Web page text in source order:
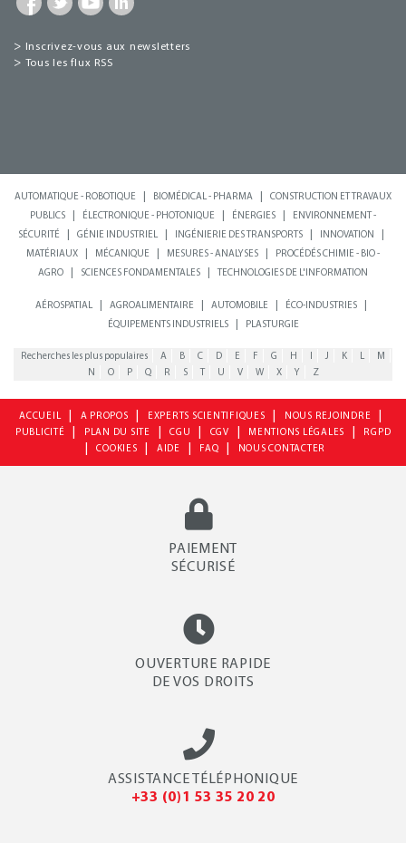
> Inscrivez-vous aux newsletters
> Tous les flux RSS
AUTOMATIQUE - ROBOTIQUE BIOMÉDICAL - PHARMA
CONSTRUCTION ET TRAVAUX
PUBLICS
ÉLECTRONIQUE - PHOTONIQUE ÉNERGIES
ENVIRONNEMENT -
SÉCURITÉ
GÉNIE INDUSTRIEL INGÉNIERIE DES TRANSPORTS INNOVATION
MATÉRIAUX MÉCANIQUE MESURES - ANALYSES
PROCÉDÉS CHIMIE - BIO -
AGRO
SCIENCES FONDAMENTALES TECHNOLOGIES DE L'INFORMATION
AÉROSPATIAL AGROALIMENTAIRE AUTOMOBILE ÉCO-INDUSTRIES
ÉQUIPEMENTS INDUSTRIELS PLASTURGIE
Recherches les plus populaires A B C D E F G H J K L
M
N
O P Q R S U V W X Y Z
ACCUEIL A PROPOS EXPERTS SCIENTIFIQUES NOUS REJOINDRE
PUBLICITÉ PLAN DU SITE CGU CGV MENTIONS LÉGALES RGPD
COOKIES AIDE FAQ NOUS CONTACTER
PAIEMENT
SÉCURISÉ
OUVERTURE RAPIDE
DE VOS DROITS
ASSISTANCE TÉLÉPHONIQUE
+33 (0)1 53 35 20 20